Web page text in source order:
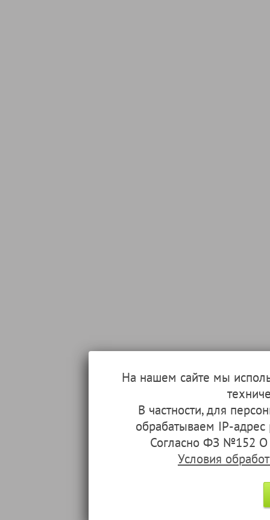
На нашем сайте мы
В частности, для
обрабатываем IP-
Согласно ФЗ №152 О
Условия